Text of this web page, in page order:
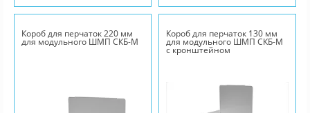
Короб для перчаток 220 мм
для модульного ШМП СКБ-М
Короб для перчаток 130 мм
для модульного ШМП СКБ-М
с кронштейном